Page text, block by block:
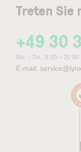
Treten
+49 30
Mo. – Do.: 8:00 –
E-mail: